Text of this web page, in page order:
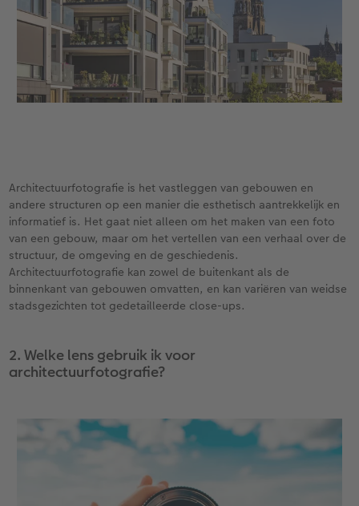
Tips voor fotoboeken
Opslag in CEWE myPhotos
Architectuurfotografie is het vastleggen van gebouwen en
andere structuren op een manier die esthetisch aantrekkelijk en
informatief is. Het gaat niet alleen om het maken van een foto
van een gebouw, maar om het vertellen van een verhaal over de
structuur, de omgeving en de geschiedenis.
Architectuurfotografie kan zowel de buitenkant als de
binnenkant van gebouwen omvatten, en kan variëren van weidse
stadsgezichten tot gedetailleerde close-ups.
2. Welke lens gebruik ik voor
architectuurfotografie?